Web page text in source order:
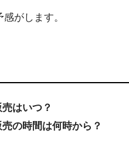
がします。
はいつ？
の時間は何時から？